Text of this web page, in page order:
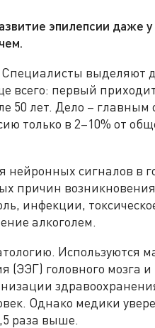
эпилепсии даже у
Специалисты выделяют
всего: первый
50 лет. Дело – главным
только в 2–10% от
нейронных сигналов в
причин
инфекции,
алкоголем.
Используются
(ЭЭГ) головного мозга и
Однако медики
раза выше.